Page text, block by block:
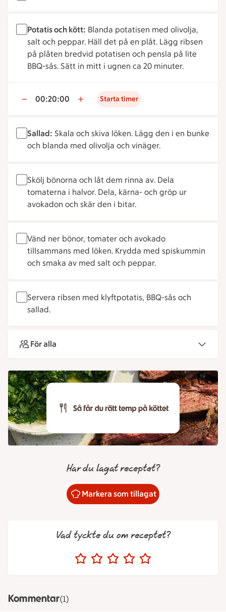
Potatis och kött: Blanda potatisen med olivolja,
salt och peppar. Häll det på en plåt. Lägg ribsen
på plåten bredvid potatisen och pensla på lite
BBQ-sås. Sätt in mitt i ugnen ca 20 minuter.
00:20:00 Starta timer
Sallad: Skala och skiva löken. Lägg den i en bunke
och blanda med olivolja och vinäger.
Skölj bönorna och låt dem rinna av. Dela
tomaterna i halvor. Dela, kärna- och gröp ur
avokadon och skär den i bitar.
Vänd ner bönor, tomater och avokado
tillsammans med löken. Krydda med spiskummin
och smaka av med salt och peppar.
Servera ribsen med klyftpotatis, BBQ-sås och
sallad.
För alla
Har du lagat receptet?
Markera som tillagat
Vad tyckte du om receptet?
Kommentar(1)